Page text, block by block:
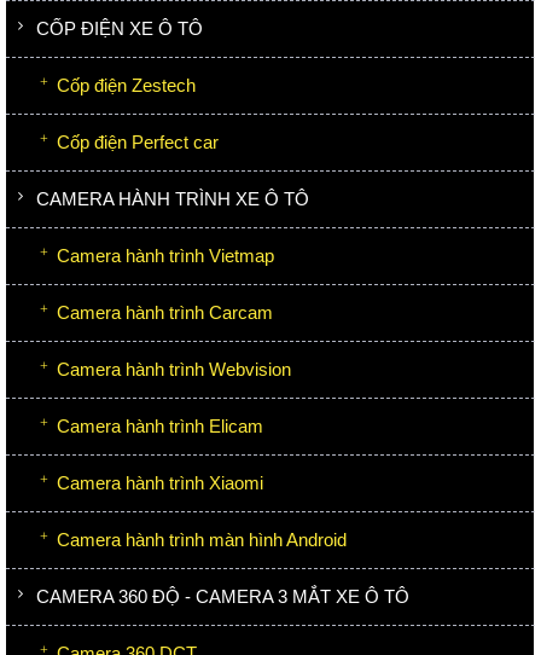
CỐP ĐIỆN XE Ô TÔ
Cốp điện Zestech
Cốp điện Perfect car
CAMERA HÀNH TRÌNH XE Ô TÔ
Camera hành trình Vietmap
Camera hành trình Carcam
Camera hành trình Webvision
Camera hành trình Elicam
Camera hành trình Xiaomi
Camera hành trình màn hình Android
CAMERA 360 ĐỘ - CAMERA 3 MẮT XE Ô TÔ